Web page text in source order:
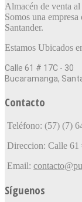
Almacén de venta
Somos una
Santander.
Estamos Ubicados
Calle 61 # 17C - 30
Bucaramanga,
Contacto
Teléfono: (57) (7)
Direccion: Calle 61
Email:
Síguenos